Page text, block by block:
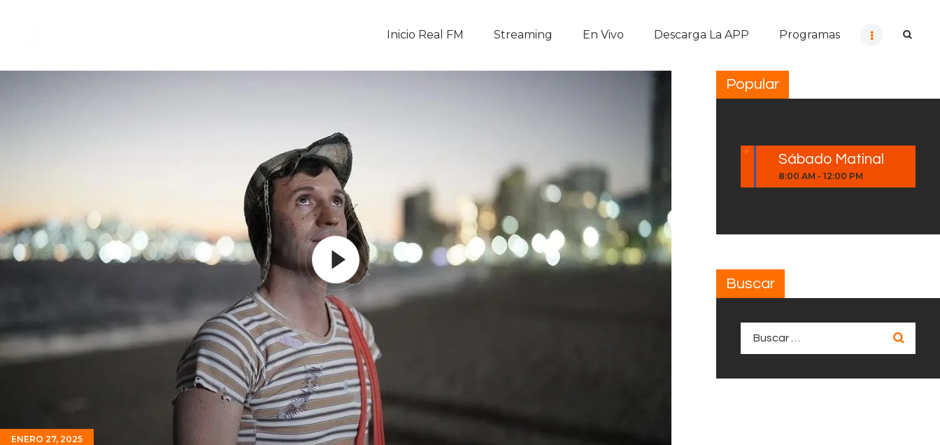
Inicio Real FM Streaming En Vivo Descarga La APP Programas
Descarga La APP
Programas
Noticias
Equipo
Sobre Nosotros
Contactos
ENERO 27, 2025
Popular
Sábado Matinal
8:00 AM -12:00 PM
Buscar